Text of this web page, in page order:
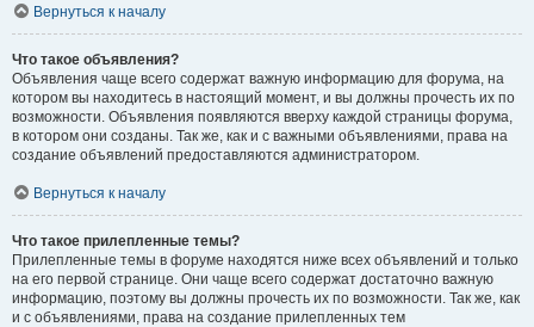
Вернуться к началу
Что такое объявления?
Объявления чаще всего содержат важную информацию для форума, на
котором вы находитесь в настоящий момент, и вы должны прочесть их по
возможности. Объявления появляются вверху каждой страницы форума,
в котором они созданы. Так же, как и с важными объявлениями, права на
создание объявлений предоставляются администратором.
Вернуться к началу
Что такое прилепленные темы?
Прилепленные темы в форуме находятся ниже всех объявлений и только
на его первой странице. Они чаще всего содержат достаточно важную
информацию, поэтому вы должны прочесть их по возможности. Так же, как
и с объявлениями, права на создание прилепленных тем